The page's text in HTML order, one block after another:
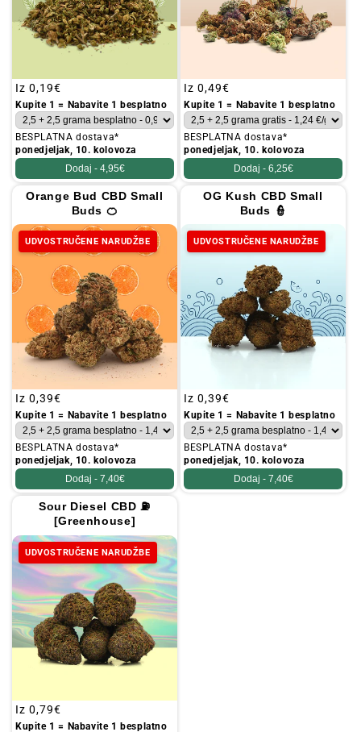
Redovna
cijena
Iz 0,19€
Kupite 1 = Nabavite 1 besplatno
BESPLATNA dostava*
ponedjeljak, 10. kolovoza
Dodaj - 4,95€
Redovna
cijena
Iz 0,49€
Kupite 1 = Nabavite 1 besplatno
BESPLATNA dostava*
ponedjeljak, 10. kolovoza
Dodaj - 6,25€
Orange Bud CBD Small
Buds 🍊
UDVOSTRUČENE NARUDŽBE
Redovna
cijena
Iz 0,39€
Kupite 1 = Nabavite 1 besplatno
BESPLATNA dostava*
ponedjeljak, 10. kolovoza
Dodaj - 7,40€
OG Kush CBD Small
Buds 👮
UDVOSTRUČENE NARUDŽBE
Redovna
cijena
Iz 0,39€
Kupite 1 = Nabavite 1 besplatno
BESPLATNA dostava*
ponedjeljak, 10. kolovoza
Dodaj - 7,40€
Sour Diesel CBD ⛽
[Greenhouse]
UDVOSTRUČENE NARUDŽBE
Redovna
cijena
Iz 0,79€
Kupite 1 = Nabavite 1 besplatno